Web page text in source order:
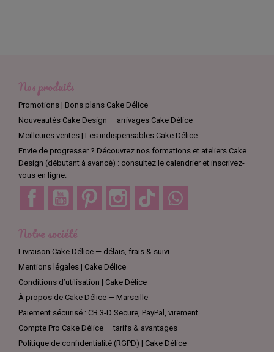
Nos produits
Promotions | Bons plans Cake Délice
Nouveautés Cake Design — arrivages Cake Délice
Meilleures ventes | Les indispensables Cake Délice
Envie de progresser ? Découvrez nos formations et ateliers Cake
Design (débutant à avancé) : consultez le calendrier et inscrivez-
vous en ligne.
Facebook YouTube Pinterest Instagram TikTok
Notre société
Livraison Cake Délice — délais, frais & suivi
Mentions légales | Cake Délice
Conditions d’utilisation | Cake Délice
À propos de Cake Délice — Marseille
Paiement sécurisé : CB 3-D Secure, PayPal, virement
Compte Pro Cake Délice — tarifs & avantages
Politique de confidentialité (RGPD) | Cake Délice